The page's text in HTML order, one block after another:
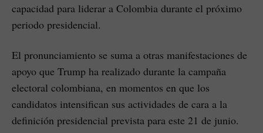
capacidad para liderar a Colombia durante el próximo
periodo presidencial.
El pronunciamiento se suma a otras manifestaciones de
apoyo que Trump ha realizado durante la campaña
electoral colombiana, en momentos en que los
candidatos intensifican sus actividades de cara a la
definición presidencial prevista para este 21 de junio.